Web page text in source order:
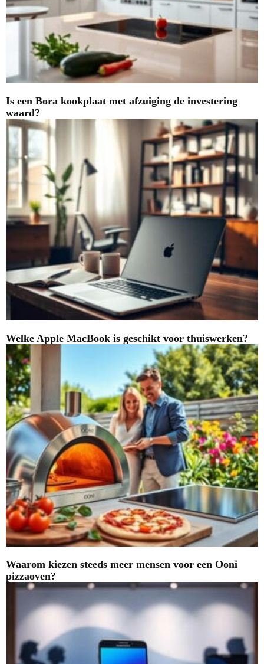
Is een Bora kookplaat met afzuiging de investering
waard?
Welke Apple MacBook is geschikt voor thuiswerken?
Waarom kiezen steeds meer mensen voor een Ooni
pizzaoven?